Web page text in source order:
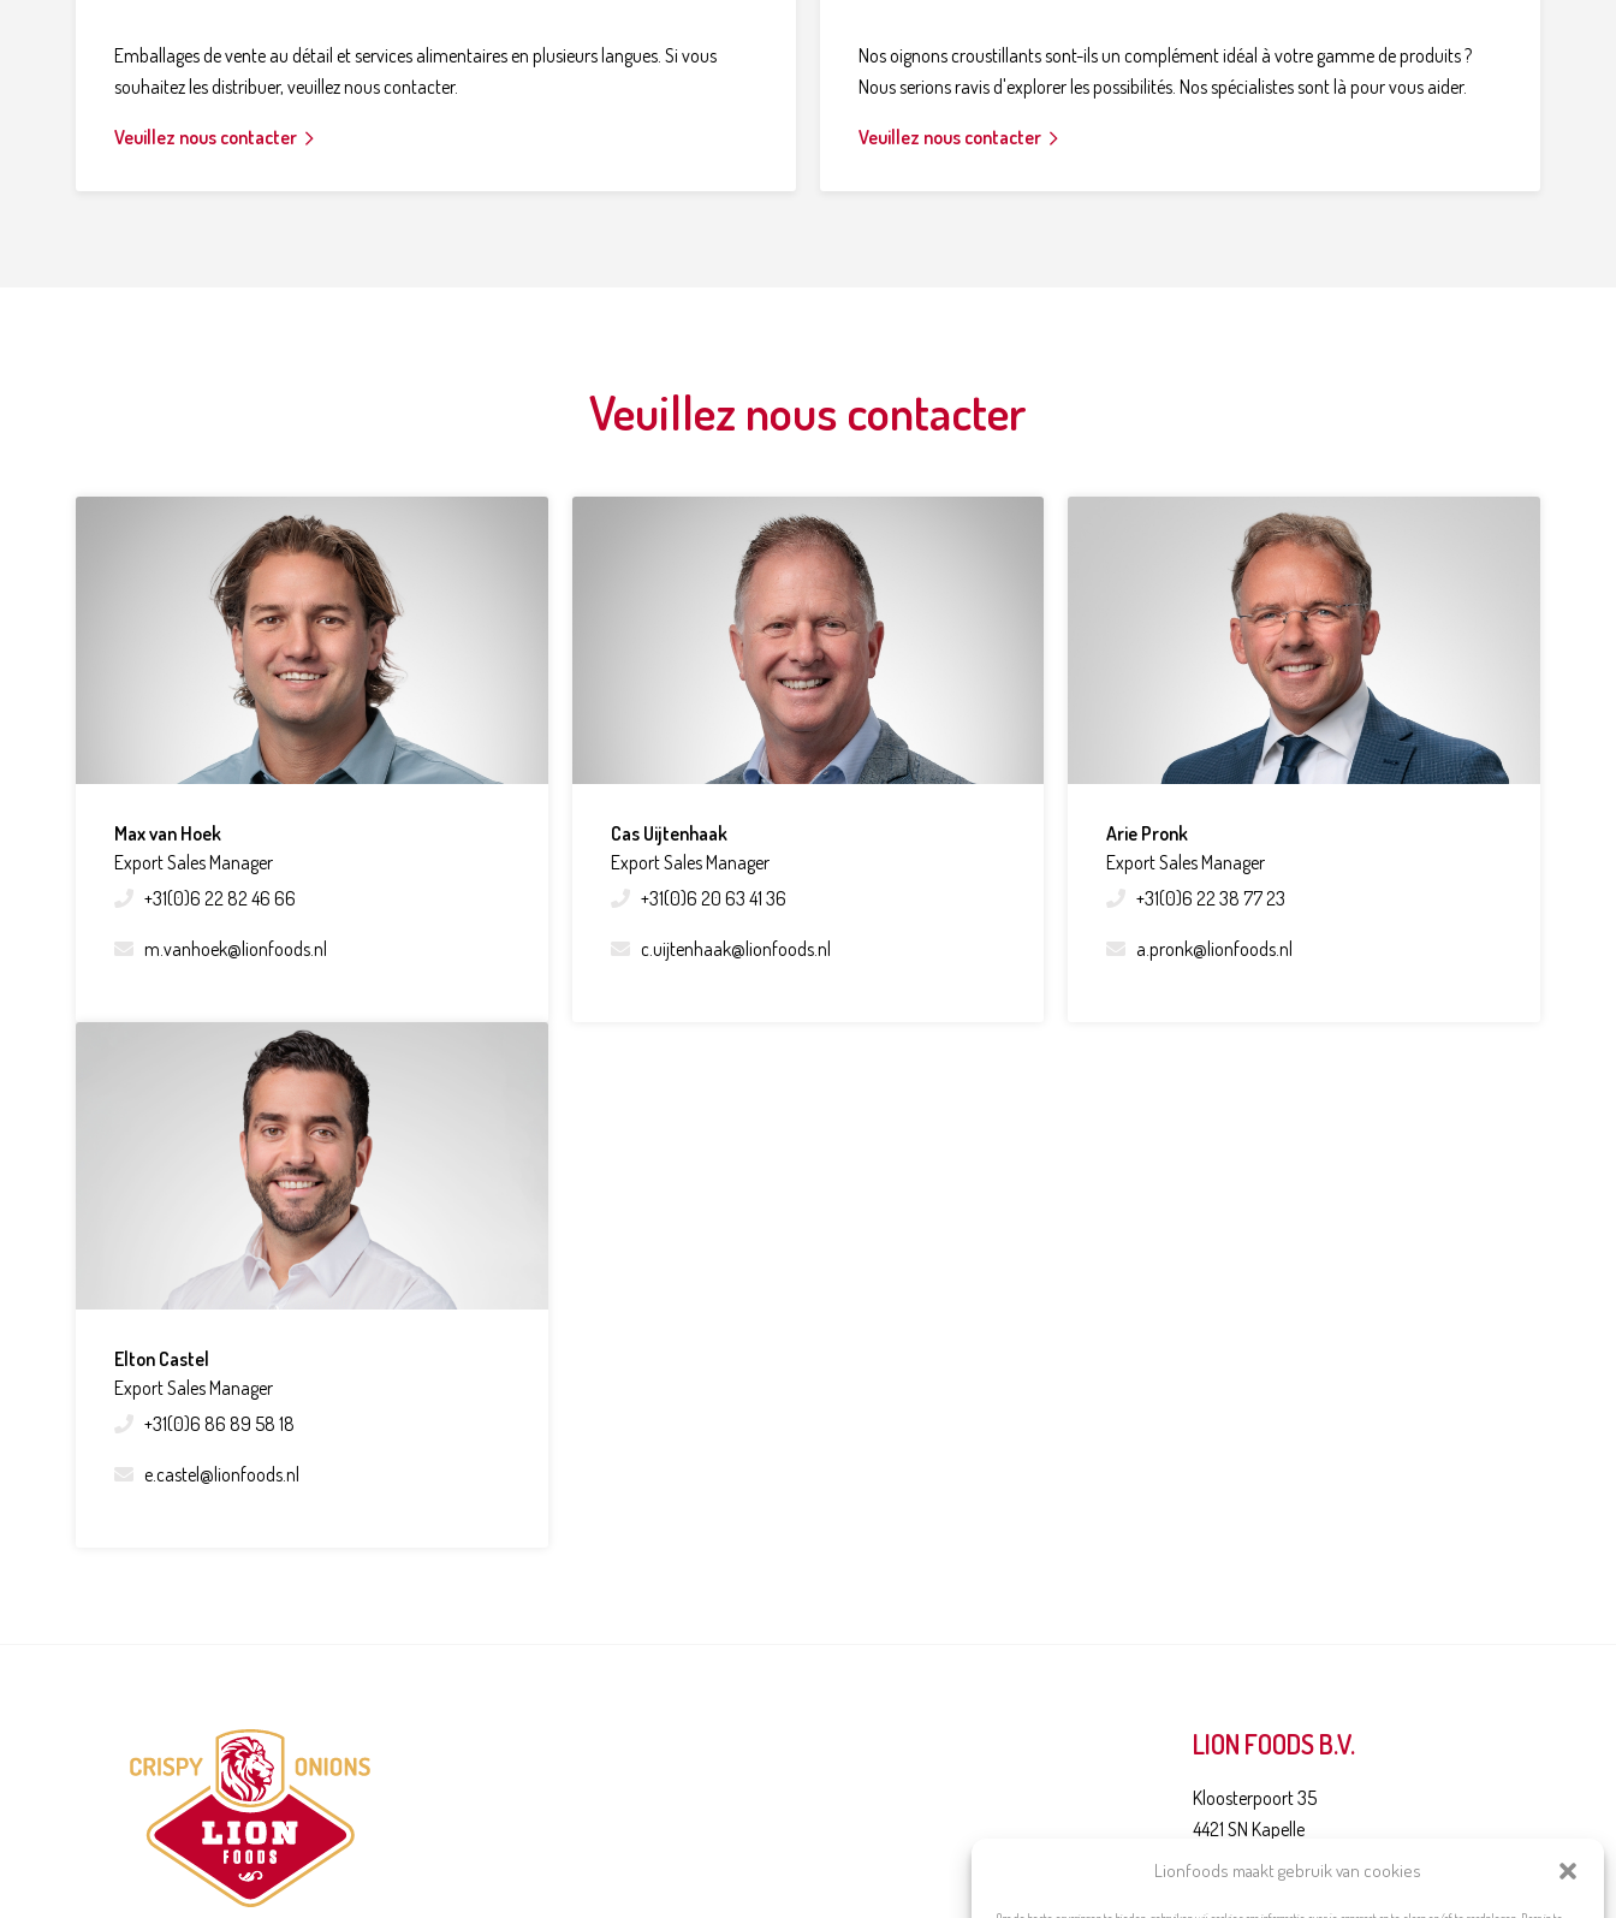
Lionfoods maakt gebruik van cookies
Emballages de vente au détail et services alimentaires en plusieurs langues. Si vous
souhaitez les distribuer, veuillez nous contacter.
Veuillez nous contacter
Nos oignons croustillants sont-ils un complément idéal à votre gamme de produits ?
Nous serions ravis d'explorer les possibilités. Nos spécialistes sont là pour vous aider.
Veuillez nous contacter
Veuillez nous contacter
Max van Hoek
Export Sales Manager
+31(0)6 22 82 46 66
m.vanhoek@lionfoods.nl
Cas Uijtenhaak
Export Sales Manager
+31(0)6 20 63 41 36
c.uijtenhaak@lionfoods.nl
Arie Pronk
Export Sales Manager
+31(0)6 22 38 77 23
a.pronk@lionfoods.nl
Elton Castel
Export Sales Manager
+31(0)6 86 89 58 18
e.castel@lionfoods.nl
LION FOODS B.V.
Kloosterpoort 35
4421 SN Kapelle
+31 (0) 166 - 663 644